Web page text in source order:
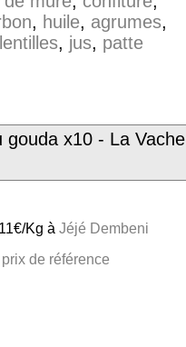
, huile, agrumes,
lentilles, jus, patte
gouda x10 - La Vache
Kg à Jéjé Dembeni
de référence